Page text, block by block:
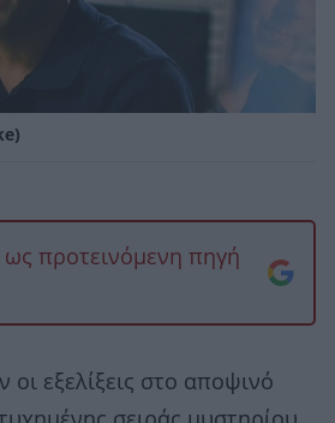
ως προτεινόμενη πηγή
οι εξελίξεις στο αποψινό